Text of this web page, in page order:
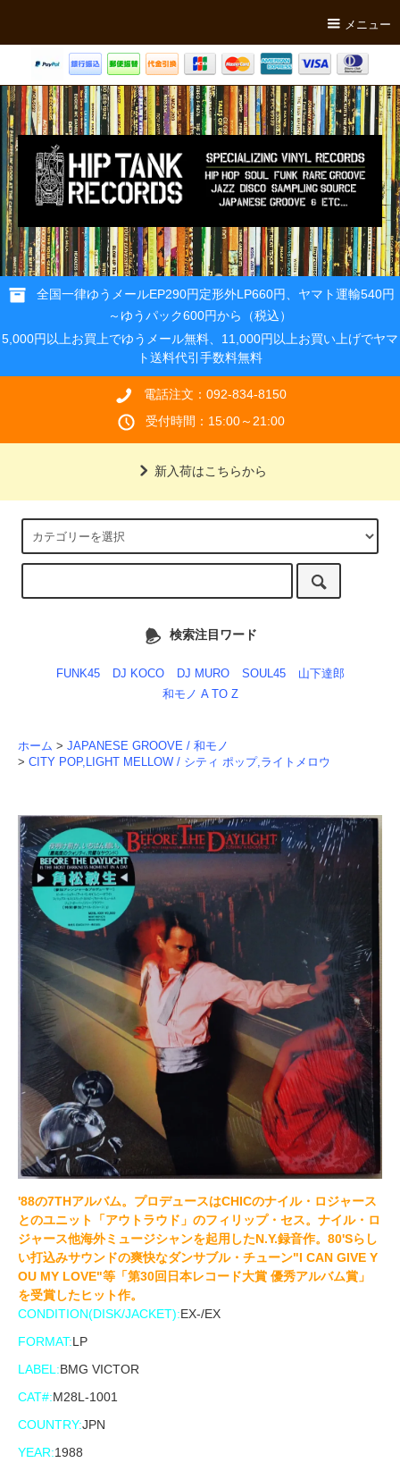
メニュー
全国一律ゆうメールEP290円定形外LP660円、ヤマト運輸540円
～ゆうパック600円から（税込）
5,000円以上お買上でゆうメール無料、11,000円以上お買い上げでヤマ
ト送料代引手数料無料
電話注文：092-834-8150
受付時間：15:00～21:00
新入荷はこちらから
検索注目ワード
FUNK45 DJ KOCO DJ MURO SOUL45
山下達郎
和モノ A TO Z
ホーム > JAPANESE GROOVE / 和モノ
> CITY POP,LIGHT MELLOW / シティ ポップ,ライトメロウ
'88の7THアルバム。プロデュースはCHICのナイル・ロジャース
とのユニット「アウトラウド」のフィリップ・セス。ナイル・ロ
ジャース他海外ミュージシャンを起用したN.Y.録音作。80'Sらし
い打込みサウンドの爽快なダンサブル・チューン"I CAN GIVE Y
OU MY LOVE"等「第30回日本レコード大賞 優秀アルバム賞」
を受賞したヒット作。
CONDITION(DISK/JACKET):EX-/EX
FORMAT:LP
LABEL:BMG VICTOR
CAT#:M28L-1001
COUNTRY:JPN
YEAR:1988